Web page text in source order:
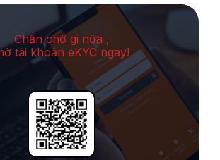
Chần chờ gi nữa ,
tài khoản eKYC ngay!